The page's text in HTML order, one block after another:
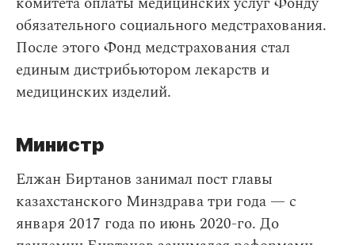
обязательного социального медстрахования.
После этого Фонд медстрахования стал
единым дистрибьютором лекарств и
медицинских изделий.
Министр
Елжан Биртанов занимал пост главы
казахстанского Минздрава три года — с
января 2017 года по июнь 2020-го. До